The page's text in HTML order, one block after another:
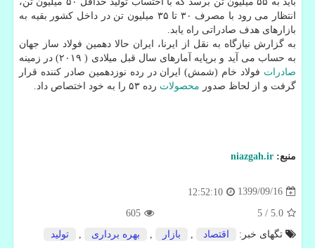
انتظار می رود با مصرف ۳۰ تا ۳۵ میلیون تن در داخل کشور بقیه به
بازارهای هدف صادراتی راه یابد.
به گزارش نیازگاه به نقل از ایرنا، ایران حالا دهمین فولاد ساز جهان
به حساب می آید و برپایه آمارهای سال قبل میلادی ( ۲۰۱۹) در زمینه
صادرات فولاد خام (شمش) ایران در رده نوزدهمین صادر کننده قرار
گرفت و از لحاظ صدور محصولات رده ۵۳ را به خود اختصاص داد.
منبع: niazgah.ir
1399/09/16
12:52:10
5.0
/
5
605
تگهای خبر:
اقتصاد بازار بهره برداری تولید